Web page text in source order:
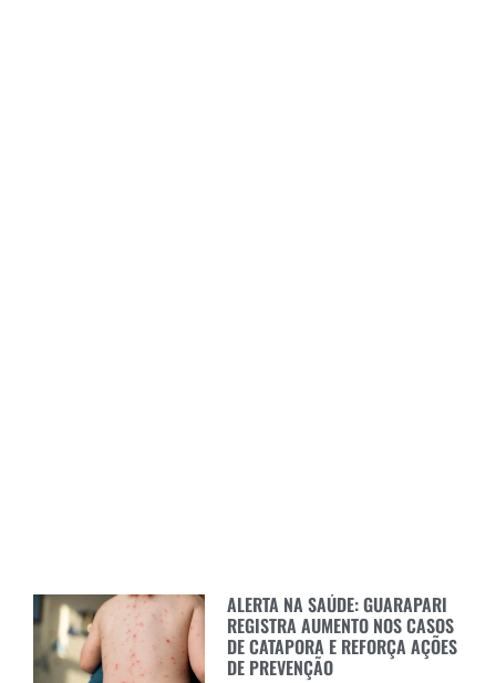
ALERTA NA SAÚDE: GUARAPARI
REGISTRA AUMENTO NOS CASOS
DE CATAPORA E REFORÇA AÇÕES
DE PREVENÇÃO